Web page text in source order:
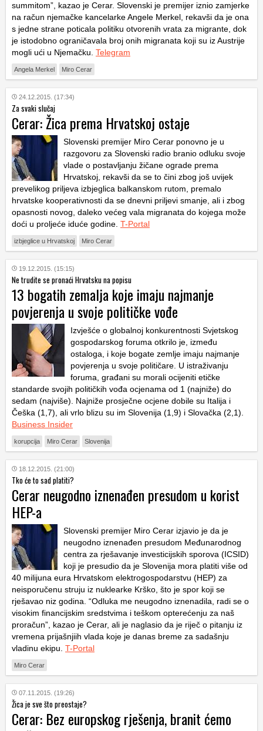
summitom”, kazao je Cerar. Slovenski je premijer iznio zamjerke
na račun njemačke kancelarke Angele Merkel, rekavši da je ona
s jedne strane poticala politiku otvorenih vrata za migrante, dok
je istodobno ograničavala broj onih migranata koji su iz Austrije
mogli ući u Njemačku. Telegram
Angela Merkel Miro Cerar
24.12.2015. (17:34)
Za svaki slučaj
Cerar: Žica prema Hrvatskoj ostaje
Slovenski premijer Miro Cerar ponovno je u
razgovoru za Slovenski radio branio odluku svoje
vlade o postavljanju žičane ograde prema
Hrvatskoj, rekavši da se to čini zbog još uvijek
prevelikog priljeva izbjeglica balkanskom rutom, premalo
hrvatske kooperativnosti da se dnevni priljevi smanje, ali i zbog
opasnosti novog, daleko većeg vala migranata do kojega može
doći u proljeće iduće godine. T-Portal
izbjeglice u Hrvatskoj Miro Cerar
19.12.2015. (15:15)
Ne trudite se pronaći Hrvatsku na popisu
13 bogatih zemalja koje imaju najmanje
povjerenja u svoje političke vođe
Izvješće o globalnoj konkurentnosti Svjetskog
gospodarskog foruma otkrilo je, između
ostaloga, i koje bogate zemlje imaju najmanje
povjerenja u svoje političare. U istraživanju
foruma, građani su morali ocijeniti etičke
standarde svojih političkih vođa ocjenama od 1 (najniže) do
sedam (najviše). Najniže prosječne ocjene dobile su Italija i
Češka (1,7), ali vrlo blizu su im Slovenija (1,9) i Slovačka (2,1).
Business Insider
korupcija Miro Cerar Slovenija
18.12.2015. (21:00)
Tko će to sad platiti?
Cerar neugodno iznenađen presudom u korist
HEP-a
Slovenski premijer Miro Cerar izjavio je da je
neugodno iznenađen presudom Međunarodnog
centra za rješavanje investicijskih sporova (ICSID)
koji je presudio da je Slovenija mora platiti više od
40 milijuna eura Hrvatskom elektrogospodarstvu (HEP) za
neisporučenu struju iz nuklearke Krško, što je spor koji se
rješavao niz godina. “Odluka me neugodno iznenadila, radi se o
visokim financijskim sredstvima i teškom opterećenju za naš
proračun”, kazao je Cerar, ali je naglasio da je riječ o pitanju iz
vremena prijašnjiih vlada koje je danas breme za sadašnju
vladinu ekipu. T-Portal
Miro Cerar
07.11.2015. (19:26)
Žica je sve što preostaje?
Cerar: Bez europskog rješenja, branit ćemo